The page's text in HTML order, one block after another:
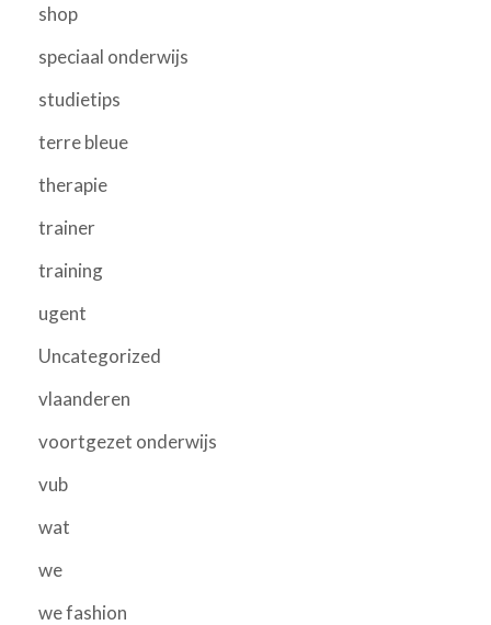
shop
speciaal onderwijs
studietips
terre bleue
therapie
trainer
training
ugent
Uncategorized
vlaanderen
voortgezet onderwijs
vub
wat
we
we fashion